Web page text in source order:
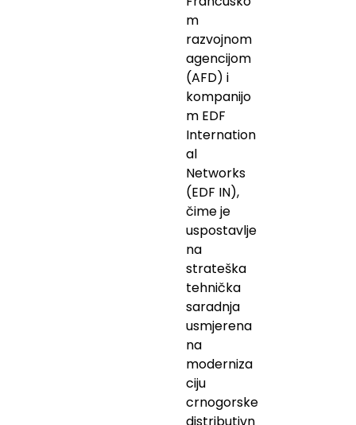
m
razvojnom
agencijom
(AFD) i
kompanijo
m EDF
Internation
al
Networks
(EDF IN),
čime je
uspostavlje
na
strateška
tehnička
saradnja
usmjerena
na
moderniza
ciju
crnogorske